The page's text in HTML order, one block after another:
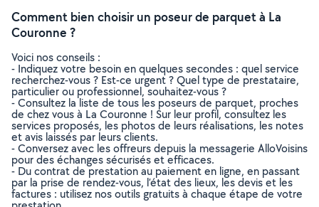
Comment bien choisir un poseur de parquet à La
Couronne ?
Voici nos conseils :
- Indiquez votre besoin en quelques secondes : quel service
recherchez-vous ? Est-ce urgent ? Quel type de prestataire,
particulier ou professionnel, souhaitez-vous ?
- Consultez la liste de tous les poseurs de parquet, proches
de chez vous à La Couronne ! Sur leur profil, consultez les
services proposés, les photos de leurs réalisations, les notes
et avis laissés par leurs clients.
- Conversez avec les offreurs depuis la messagerie AlloVoisins
pour des échanges sécurisés et efficaces.
- Du contrat de prestation au paiement en ligne, en passant
par la prise de rendez-vous, l’état des lieux, les devis et les
factures : utilisez nos outils gratuits à chaque étape de votre